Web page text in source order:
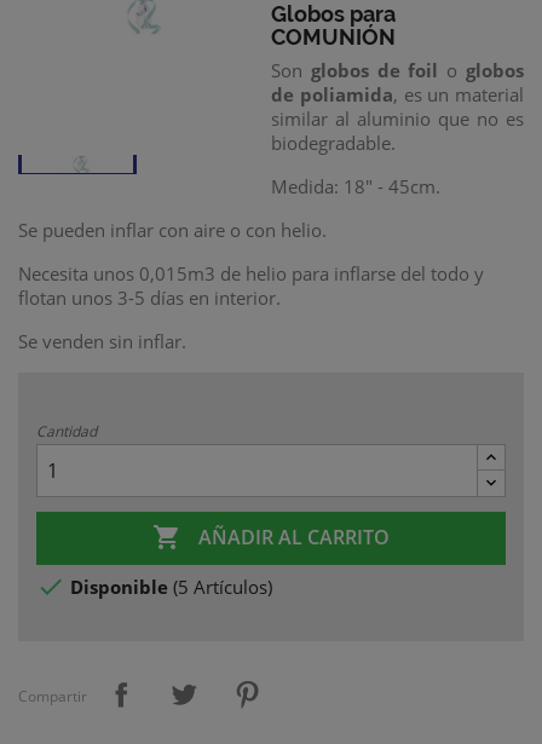
Globos para
COMUNIÓN
Son globos de foil o globos
de poliamida, es un material
similar al aluminio que no es
biodegradable.
Medida: 18" - 45cm.
Se pueden inflar con aire o con helio.
Necesita unos 0,015m3 de helio para inflarse del todo y
flotan unos 3-5 días en interior.
Se venden sin inflar.
Cantidad
 AÑADIR AL CARRITO
 Disponible (5 Artículos)
Compartir